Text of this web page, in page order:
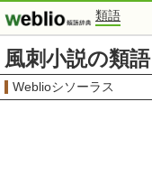
類語
風刺小説の類
Weblioシソーラス